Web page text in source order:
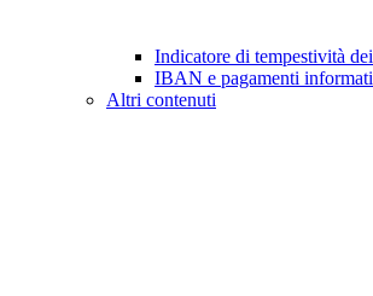
Indicatore di tempestività
IBAN e pagamenti
Altri contenuti